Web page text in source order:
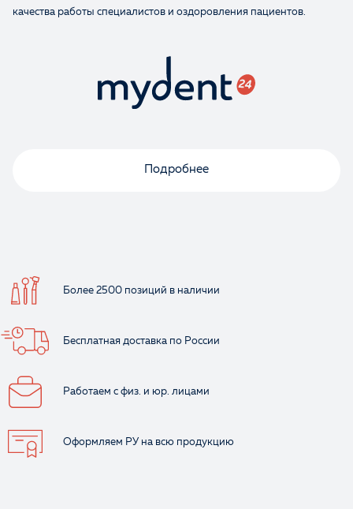
качества работы специалистов и оздоровления пациентов.
Подробнее
Более 2500 позиций в наличии
Бесплатная доставка по России
Работаем с физ. и юр. лицами
Оформляем РУ на всю продукцию